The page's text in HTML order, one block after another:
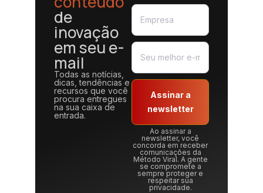
de
inovação
em seu e-
mail
Todas as notícias,
dicas, tendências e
recursos que você
procura entregues
na sua caixa de
entrada.
Assinar a
newsletter
Ao assinar a
newsletter, você
concorda em receber
comunicações da
Método Viral. A gente
se compromete a
sempre proteger e
respeitar sua
privacidade.